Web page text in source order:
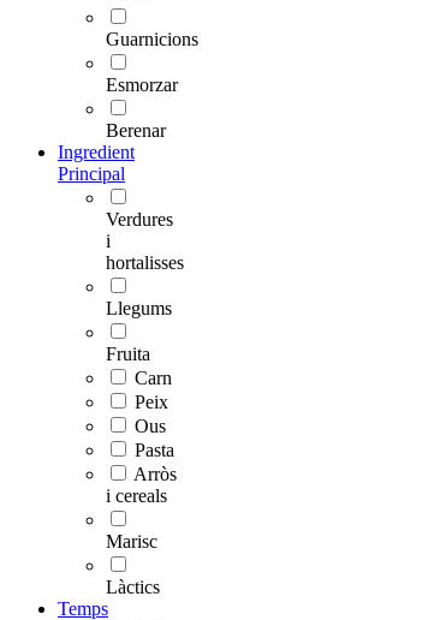
Guarnicions
Esmorzar
Berenar
Ingredient
Principal
Verdures
i
hortalisses
Llegums
Fruita
Carn
Peix
Ous
Pasta
Arròs
i cereals
Marisc
Làctics
Temps